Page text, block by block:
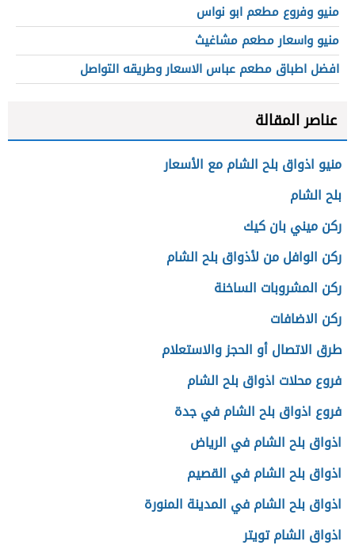
منيو وفروع مطعم ابو نواس
منيو واسعار مطعم مشاغيث
افضل اطباق مطعم عباس الاسعار وطريقه التواصل
عناصر المقالة
منيو اذواق بلح الشام مع الأسعار
بلح الشام
ركن ميني بان كيك
ركن الوافل من لأذواق بلح الشام
ركن المشروبات الساخنة
ركن الاضافات
طرق الاتصال أو الحجز والاستعلام
فروع محلات اذواق بلح الشام
فروع اذواق بلح الشام في جدة
اذواق بلح الشام في الرياض
اذواق بلح الشام في القصيم
اذواق بلح الشام في المدينة المنورة
اذواق الشام تويتر